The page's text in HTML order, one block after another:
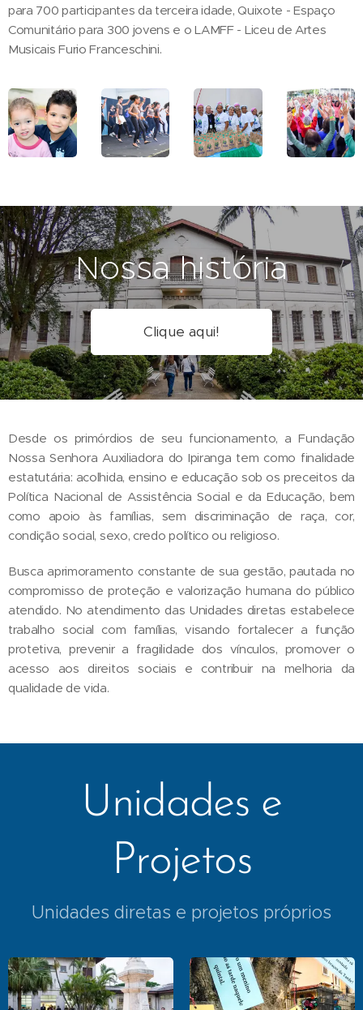
para 700 participantes da terceira idade, Quixote - Espaço
Comunitário para 300 jovens e o LAMFF - Liceu de Artes
Musicais Furio Franceschini.
Nossa história
Clique aqui!
Desde os primórdios de seu funcionamento, a Fundação
Nossa Senhora Auxiliadora do Ipiranga tem como finalidade
estatutária: acolhida, ensino e educação sob os preceitos da
Política Nacional de Assistência Social e da Educação, bem
como apoio às famílias, sem discriminação de raça, cor,
condição social, sexo, credo político ou religioso.
Busca aprimoramento constante de sua gestão, pautada no
compromisso de proteção e valorização humana do público
atendido. No atendimento das Unidades diretas estabelece
trabalho social com famílias, visando fortalecer a função
protetiva, prevenir a fragilidade dos vínculos, promover o
acesso aos direitos sociais e contribuir na melhoria da
qualidade de vida.
Unidades e
Projetos
Unidades diretas e projetos próprios